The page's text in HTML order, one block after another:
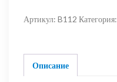
буфер
Артикул: B112 Категория:
Описание